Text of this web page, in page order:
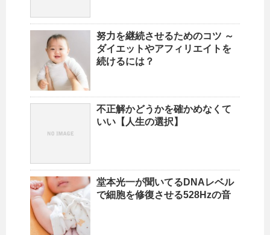
努力を継続させるためのコツ ～
ダイエットやアフィリエイトを
続けるには？
不正解かどうかを確かめなくて
いい【人生の選択】
堂本光一が聞いてるDNAレベル
で細胞を修復させる528Hzの音